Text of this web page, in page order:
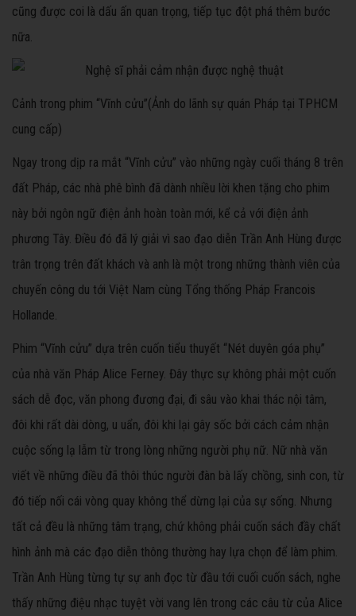
cũng được coi là dấu ấn quan trọng, tiếp tục đột phá thêm bước
nữa.
Cảnh trong phim “Vĩnh cửu”(Ảnh do lãnh sự quán Pháp tại TPHCM
cung cấp)
Ngay trong dịp ra mắt “Vĩnh cửu” vào những ngày cuối tháng 8 trên
đất Pháp, các nhà phê bình đã dành nhiều lời khen tặng cho phim
này bởi ngôn ngữ điện ảnh hoàn toàn mới, kể cả với điện ảnh
phương Tây. Điều đó đã lý giải vì sao đạo diễn Trần Anh Hùng được
trân trọng trên đất khách và anh là một trong những thành viên của
chuyến công du tới Việt Nam cùng Tổng thống Pháp Francois
Hollande.
Phim “Vĩnh cửu” dựa trên cuốn tiểu thuyết “Nét duyên góa phụ”
của nhà văn Pháp Alice Ferney. Đây thực sự không phải một cuốn
sách dễ đọc, văn phong đương đại, đi sâu vào khai thác nội tâm,
đôi khi rất dài dòng, u uẩn, đôi khi lại gây sốc bởi cách cảm nhận
cuộc sống lạ lẫm từ trong lòng những người phụ nữ. Nữ nhà văn
viết về những điều đã thôi thúc người đàn bà lấy chồng, sinh con, từ
đó tiếp nối cái vòng quay không thể dừng lại của sự sống. Nhưng
tất cả đều là những tâm trạng, chứ không phải cuốn sách đầy chất
hình ảnh mà các đạo diễn thông thường hay lựa chọn để làm phim.
Trần Anh Hùng từng tự sự anh đọc từ đầu tới cuối cuốn sách, nghe
thấy những điệu nhạc tuyệt vời vang lên trong các câu từ của Alice